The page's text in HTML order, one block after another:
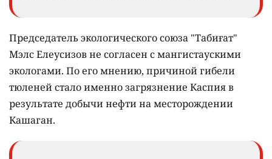
Председатель экологического союза "Табиғат"
Мэлс Елеусизов не согласен с мангистаускими
экологами. По его мнению, причиной гибели
тюленей стало именно загрязнение Каспия в
результате добычи нефти на месторождении
Кашаган.